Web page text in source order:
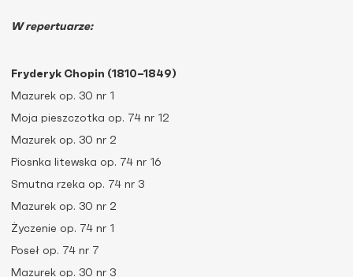
W repertuarze:
Fryderyk Chopin (1810–1849)
Mazurek op. 30 nr 1
Moja pieszczotka op. 74 nr 12
Mazurek op. 30 nr 2
Piosnka litewska op. 74 nr 16
Smutna rzeka op. 74 nr 3
Mazurek op. 30 nr 2
Życzenie op. 74 nr 1
Poseł op. 74 nr 7
Mazurek op. 30 nr 3